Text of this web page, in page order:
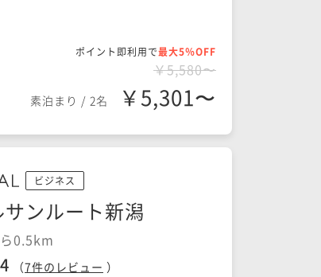
ポイント即利用で最大5％OFF
￥5,580〜
素泊まり / 2名 ￥5,301〜
ビジネス
ンルート新潟
0.5km
（7件のレビュー ）